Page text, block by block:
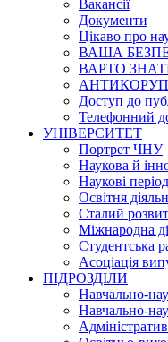
Вакансії
Документи
Цікаво про
ВАША
ВАРТО
Доступ до
Телефонний
УНІВЕРСИТЕТ
Портрет ЧНУ
Наукова й
Наукові
Освітня
Сталий
Міжнародна
Студентська
Асоціація
ПІДРОЗДІЛИ
Навчально-
Навчально-